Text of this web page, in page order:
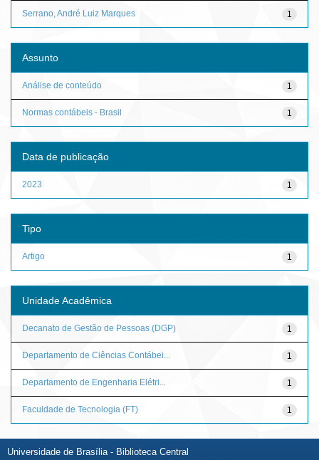
1
Serrano, André Luiz Marques
Assunto
1
Análise de conteúdo
1
Normas contábeis - Brasil
Data de publicação
1
2023
Tipo
1
Artigo
Unidade Acadêmica
1
Decanato de Gestão de Pessoas (DGP)
1
Departamento de Ciências Contábei...
1
Departamento de Engenharia Elétri...
1
Faculdade de Tecnologia (FT)
Universidade de Brasília - Biblioteca Central